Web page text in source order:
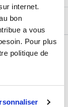
internet.
bon
a vous
Pour plus
politique de
chaude sanitaire